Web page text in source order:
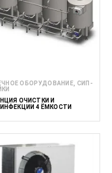
ОБОРУДОВАНИЕ, СИП-
ОЧИСТКИ И
4 ЁМКОСТИ